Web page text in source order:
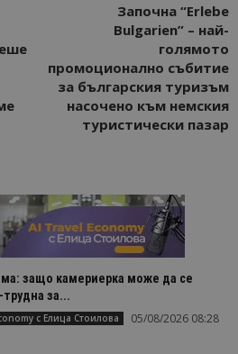
Започна “Erlebe
Bulgarien” – най-
голямото
промоционално събитие
за българския туризъм
насочено към немския
туристически пазар
защо камериерка може да се
за...
с Елица Стоилова 05/08/2026 08:28